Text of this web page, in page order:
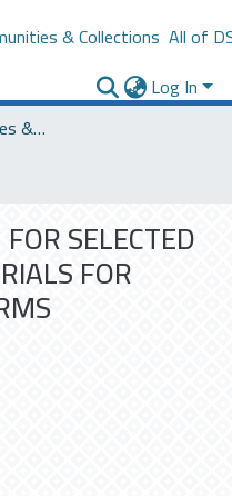
& Collections All of
Log In
Saudi Universities Theses & Dissertations
SELECTED
FOR